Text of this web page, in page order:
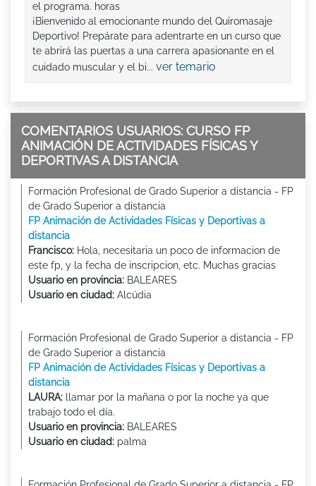
el programa. horas
¡Bienvenido al emocionante mundo del Quiromasaje
Deportivo! Prepárate para adentrarte en un curso que
te abrirá las puertas a una carrera apasionante en el
cuidado muscular y el bi... ver temario
COMENTARIOS USUARIOS: CURSO FP
ANIMACIÓN DE ACTIVIDADES FÍSICAS Y
DEPORTIVAS A DISTANCIA
Formación Profesional de Grado Superior a distancia - FP
de Grado Superior a distancia
FP Animación de Actividades Físicas y Deportivas a
distancia
Francisco: Hola, necesitaria un poco de informacion de
este fp, y la fecha de inscripcion, etc. Muchas gracias
Usuario en provincia: BALEARES
Usuario en ciudad: Alcúdia
Formación Profesional de Grado Superior a distancia - FP
de Grado Superior a distancia
FP Animación de Actividades Físicas y Deportivas a
distancia
LAURA: llamar por la mañana o por la noche ya que
trabajo todo el día.
Usuario en provincia: BALEARES
Usuario en ciudad: palma